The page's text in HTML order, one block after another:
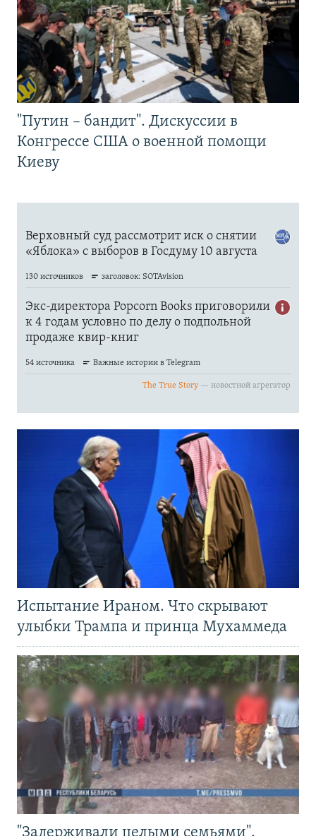
"Путин – бандит". Дискуссии в
Конгрессе США о военной помощи
Киеву
Испытание Ираном. Что скрывают
улыбки Трампа и принца Мухаммеда
"Задерживали целыми семьями".